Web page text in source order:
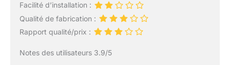
Facilité d’installation :
Qualité de fabrication :
Rapport qualité/prix :
Notes des utilisateurs 3.9/5